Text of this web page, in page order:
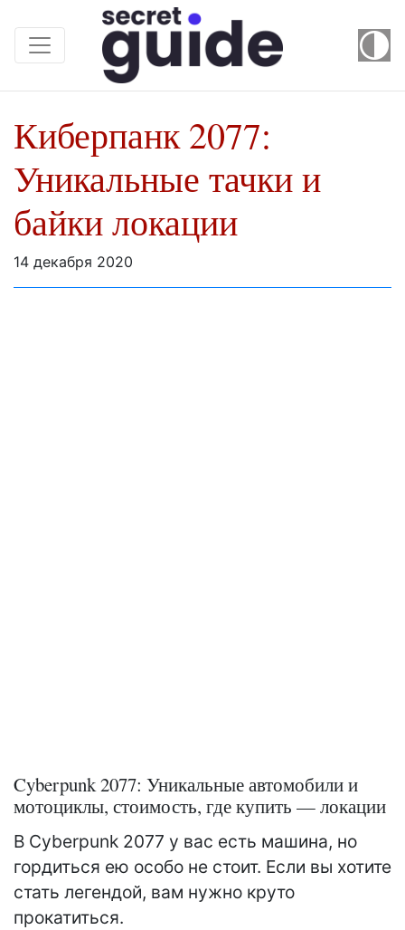
Киберпанк 2077:
Уникальные тачки и
байки локации
14 декабря 2020
Cyberpunk 2077: Уникальные автомобили и
мотоциклы, стоимость, где купить — локации
В Cyberpunk 2077 у вас есть машина, но
гордиться ею особо не стоит. Если вы хотите
стать легендой, вам нужно круто
прокатиться.